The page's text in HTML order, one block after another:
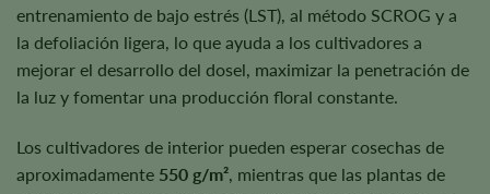
entrenamiento de bajo estrés (LST), al método SCROG y a
la defoliación ligera, lo que ayuda a los cultivadores a
mejorar el desarrollo del dosel, maximizar la penetración de
la luz y fomentar una producción floral constante.
Los cultivadores de interior pueden esperar cosechas de
aproximadamente 550 g/m², mientras que las plantas de